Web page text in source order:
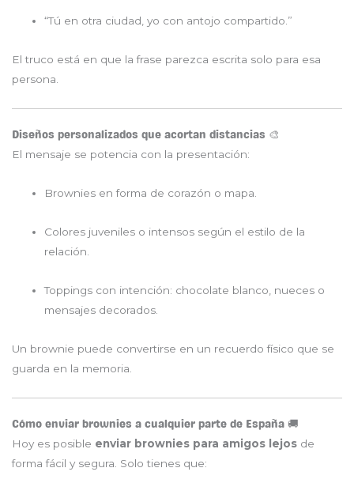
“Tú en otra ciudad, yo con antojo compartido.”
El truco está en que la frase parezca escrita solo para esa
persona.
Diseños personalizados que acortan distancias 🎨
El mensaje se potencia con la presentación:
Brownies en forma de corazón o mapa.
Colores juveniles o intensos según el estilo de la
relación.
Toppings con intención: chocolate blanco, nueces o
mensajes decorados.
Un brownie puede convertirse en un recuerdo físico que se
guarda en la memoria.
Cómo enviar brownies a cualquier parte de España 🚚
Hoy es posible enviar brownies para amigos lejos de
forma fácil y segura. Solo tienes que: